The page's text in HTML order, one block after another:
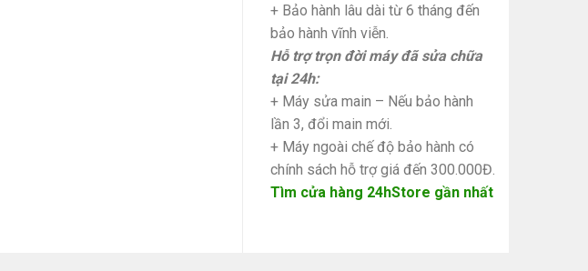
+ Bảo hành lâu dài từ 6 tháng đến
bảo hành vĩnh viễn.
Hỗ trợ trọn đời máy đã sửa chữa
tại 24h:
+ Máy sửa main – Nếu bảo hành
lần 3, đổi main mới.
+ Máy ngoài chế độ bảo hành có
chính sách hỗ trợ giá đến 300.000Đ.
Tìm cửa hàng 24hStore gần nhất